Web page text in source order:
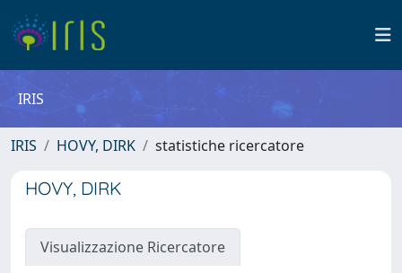
IRIS
IRIS HOVY, DIRK statistiche ricercatore
HOVY, DIRK
Visualizzazione Ricercatore